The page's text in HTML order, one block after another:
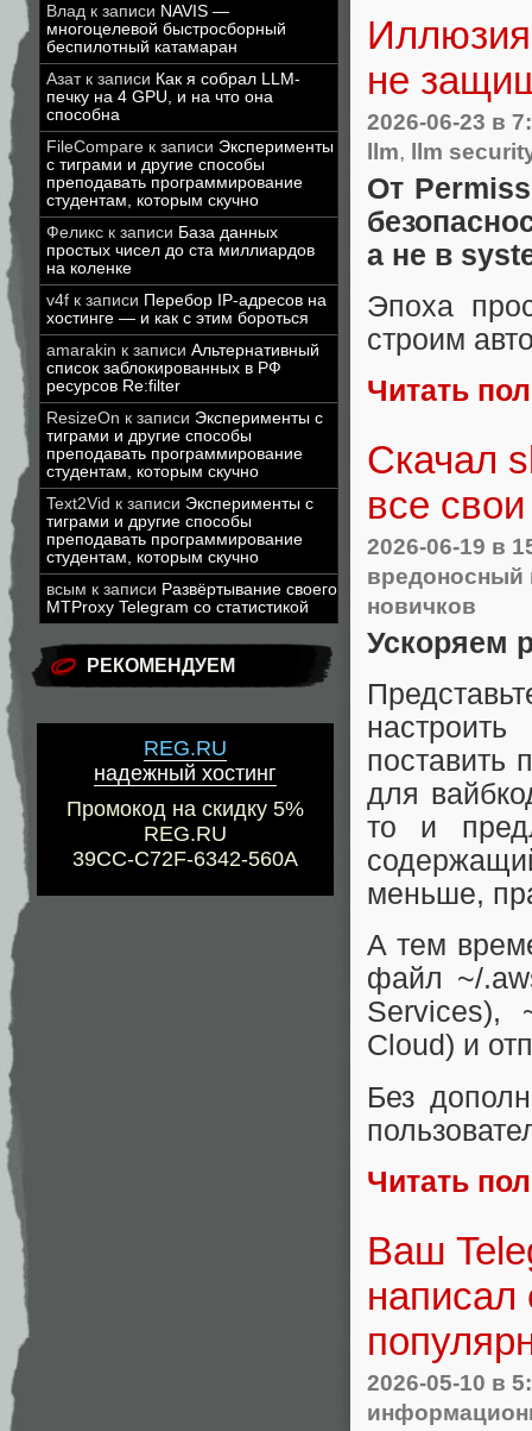
Влад к записи NAVIS —
многоцелевой быстросборный
беспилотный катамаран
Азатк записи Как я собрал LLM-
печку на 4 GPU, и на что она
способна
FileCompare к записи Эксперименты
с тиграми и другие способы
преподавать программирование
студентам, которым скучно
Феликс к записи База данных
простых чисел до ста миллиардов
на коленке
v4f к записи Перебор IP-адресов на
хостинге — и как с этим бороться
amarakin к записи Альтернативный
список заблокированных в РФ
ресурсов Re:filter
ResizeOn к записи Эксперименты с
тиграми и другие способы
преподавать программирование
студентам, которым скучно
Text2Vid к записи Эксперименты с
тиграми и другие способы
преподавать программирование
студентам, которым скучно
всым к записи Развёртывание своего
MTProxy Telegram со статистикой
РЕКОМЕНДУЕМ
REG.RU
надежный хостинг
Промокод на скидку 5%
REG.RU
39CC-C72F-6342-560A
не
2026-06-23 в
llm, llm
От
а не в
Эпоха
строим
Читать
Скачал
все
2026-06-19 в
вредоносный
новичков
Ускоряем
поставить
для
то и
меньше,
А тем
файл ~/
Services),
Cloud) и
Без
Читать
Ваш
написал
2026-05-10 в